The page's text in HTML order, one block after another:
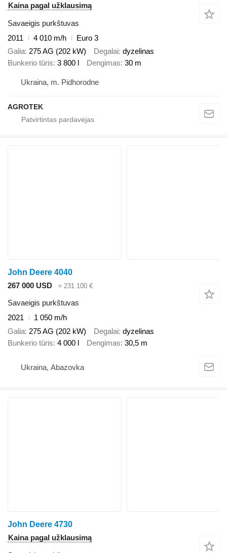
Kaina pagal užklausimą
Savaeigis purkštuvas
2011
4 010 m/h
Euro 3
Galia 275 AG (202 kW) Degalai dyzelinas
Bunkerio tūris 3 800 l Dengimas 30 m
Ukraina, m. Pidhorodne
AGROTEK
John Deere 4040
267 000 USD
≈ 231 100 €
Savaeigis purkštuvas
2021
1 050 m/h
Galia 275 AG (202 kW) Degalai dyzelinas
Bunkerio tūris 4 000 l Dengimas 30,5 m
Ukraina, Abazovka
John Deere 4730
Kaina pagal užklausimą